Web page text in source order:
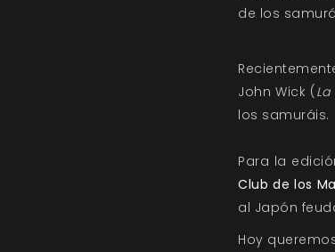
de los
John Wick (
los samuráis.
Para la
Club de los
al Japón
Hoy